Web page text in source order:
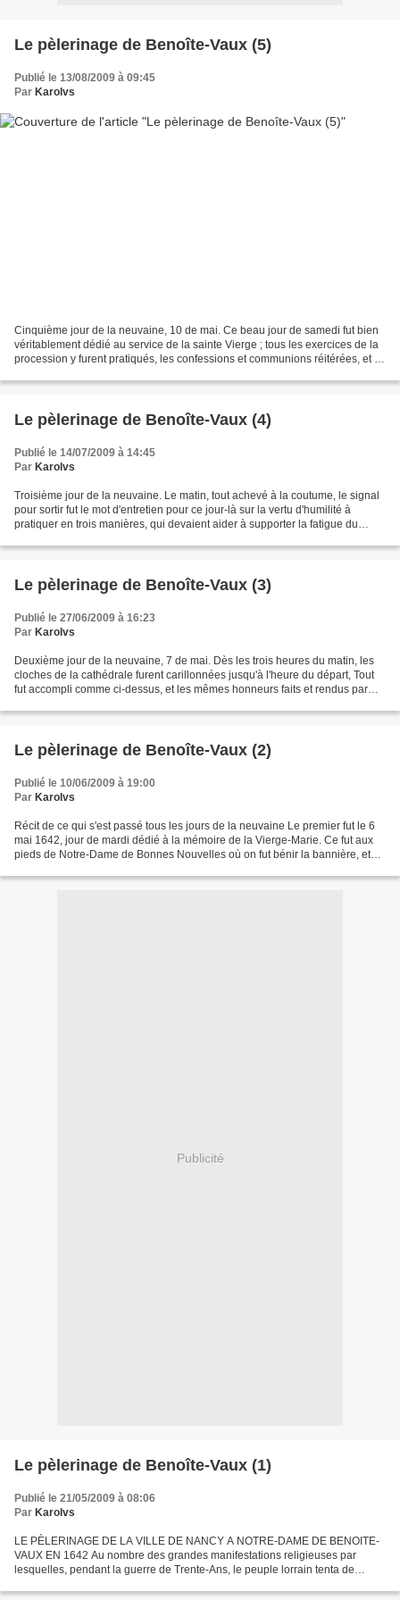
Le pèlerinage de Benoîte-Vaux (5)
Publié le 13/08/2009 à 09:45
Par Karolvs
Cinquième jour de la neuvaine, 10 de mai. Ce beau jour de samedi fut bien
véritablement dédié au service de la sainte Vierge ; tous les exercices de la
procession y furent pratiqués, les confessions et communions réitérées, et le
Le pèlerinage de Benoîte-Vaux (4)
Publié le 14/07/2009 à 14:45
Par Karolvs
Troisième jour de la neuvaine. Le matin, tout achevé à la coutume, le signal
pour sortir fut le mot d'entretien pour ce jour-là sur la vertu d'humilité à
pratiquer en trois manières, qui devaient aider à supporter la fatigue du
Le pèlerinage de Benoîte-Vaux (3)
Publié le 27/06/2009 à 16:23
Par Karolvs
Deuxième jour de la neuvaine, 7 de mai. Dès les trois heures du matin, les
cloches de la cathédrale furent carillonnées jusqu'à l'heure du départ, Tout
fut accompli comme ci-dessus, et les mêmes honneurs faits et rendus par
Le pèlerinage de Benoîte-Vaux (2)
Publié le 10/06/2009 à 19:00
Par Karolvs
Récit de ce qui s'est passé tous les jours de la neuvaine Le premier fut le 6
mai 1642, jour de mardi dédié à la mémoire de la Vierge-Marie. Ce fut aux
pieds de Notre-Dame de Bonnes Nouvelles où on fut bénir la bannière, et
Publicité
Le pèlerinage de Benoîte-Vaux (1)
Publié le 21/05/2009 à 08:06
Par Karolvs
LE PÈLERINAGE DE LA VILLE DE NANCY A NOTRE-DAME DE BENOITE-
VAUX EN 1642 Au nombre des grandes manifestations religieuses par
lesquelles, pendant la guerre de Trente-Ans, le peuple lorrain tenta de